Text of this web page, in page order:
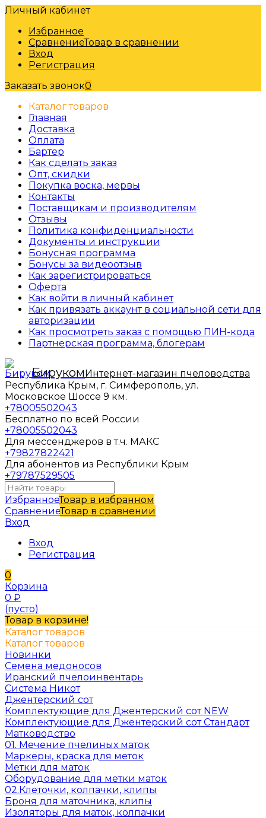
Личный кабинет
Избранное
СравнениеТовар в сравнении
Вход
Регистрация
Заказать звонок0
Каталог товаров
Главная
Доставка
Оплата
Бартер
Как сделать заказ
Опт, скидки
Покупка воска, мервы
Контакты
Поставщикам и производителям
Отзывы
Политика конфиденциальности
Документы и инструкции
Бонусная программа
Бонусы за видеоотзыв
Как зарегистрироваться
Оферта
Как войти в личный кабинет
Как привязать аккаунт в социальной сети для
авторизации
Как просмотреть заказ с помощью ПИН-кода
Партнерская программа, блогерам
БирукомИнтернет-магазин пчеловодства
Республика Крым, г. Симферополь, ул.
Московское Шоссе 9 км.
+78005502043
Бесплатно по всей России
+78005502043
Для мессенджеров в т.ч. МАКС
+79827822421
Для абонентов из Республики Крым
+79787529505
ИзбранноеТовар в избранном
СравнениеТовар в сравнении
Вход
Вход
Регистрация
0
Корзина
0 ₽
(пусто)
Товар в корзине!
Каталог товаров
Каталог товаров
Новинки
Семена медоносов
Иранский пчелоинвентарь
Система Никот
Джентерский сот
Комплектующие для Джентерский сот NEW
Комплектующие для Джентерский сот Стандарт
Матководство
01. Мечение пчелиных маток
Маркеры, краска для меток
Метки для маток
Оборудование для метки маток
02.Клеточки, колпачки, клипы
Броня для маточника, клипы
Изоляторы для маток, колпачки